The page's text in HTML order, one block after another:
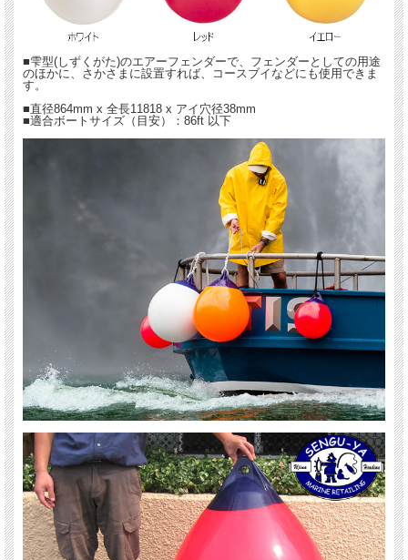
■雫型(しずくがた)のエアーフェンダーで、フェンダーとしての用途
のほかに、さかさまに設置すれば、コースブイなどにも使用できま
す。
■直径864mm x 全長11818 x アイ穴径38mm
■適合ボートサイズ（目安）：86ft 以下